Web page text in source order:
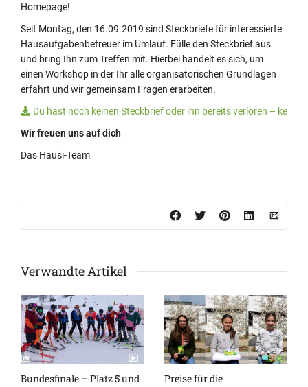
Homepage!
Seit Montag, den 16.09.2019 sind Steckbriefe für interessierte
Hausaufgabenbetreuer im Umlauf. Fülle den Steckbrief aus
und bring Ihn zum Treffen mit. Hierbei handelt es sich, um
einen Workshop in der Ihr alle organisatorischen Grundlagen
erfahrt und wir gemeinsam Fragen erarbeiten.
Du hast noch keinen Steckbrief oder ihn bereits verloren – kein
Wir freuen uns auf dich
Das Hausi-Team
Verwandte Artikel
Bundesfinale – Platz 5 und
Preise für die